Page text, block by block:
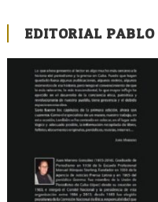
EDITORIAL PABLO